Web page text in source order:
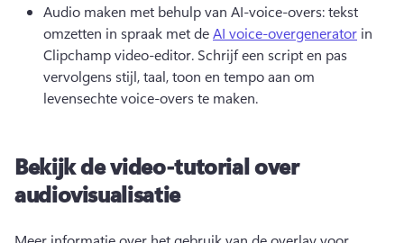
Audio maken met behulp van AI-voice-overs: tekst
omzetten in spraak met de AI voice-overgenerator in
Clipchamp video-editor. Schrijf een script en pas
vervolgens stijl, taal, toon en tempo aan om
levensechte voice-overs te maken.
Bekijk de video-tutorial over
audiovisualisatie